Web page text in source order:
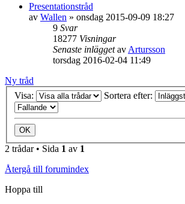
Presentationstråd
av Wallen » onsdag 2015-09-09 18:27
9 Svar
18277 Visningar
Senaste inläggetav Artursson
torsdag 2016-02-04 11:49
Ny tråd
Visa:
Sortera efter:
2 trådar • Sida 1 av 1
Återgå till forumindex
Hoppa till